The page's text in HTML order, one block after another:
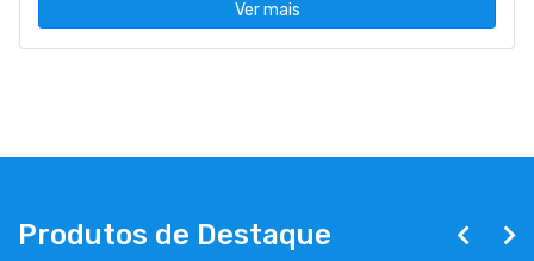
Ver mais
Produtos de Destaque